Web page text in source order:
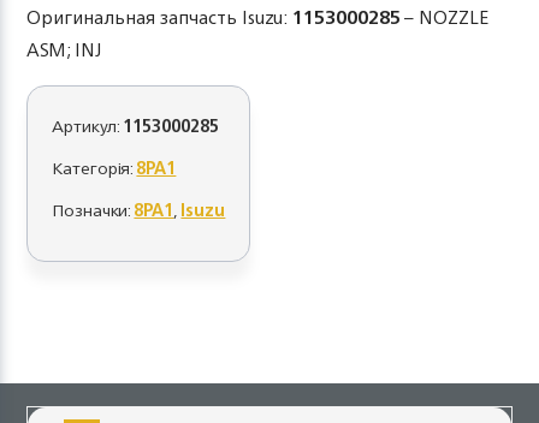
Оригинальная запчасть Isuzu: 1153000285– NOZZLE
ASM; INJ
Артикул:1153000285
Категорія:8PA1
Позначки:8PA1,Isuzu